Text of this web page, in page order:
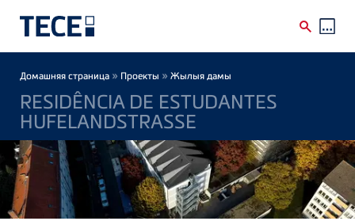
Breadcrumb
Домашняя страница » Проекты » Жылыя дамы
RESIDÊNCIA DE ESTUDANTES
HUFELANDSTRASSE